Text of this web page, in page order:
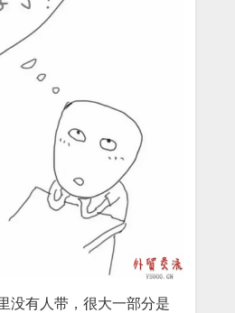
没有人带，很大一部分是